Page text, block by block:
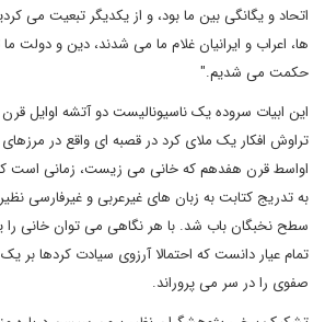
اتحاد و یگانگی بین ما بود، و از یکدیگر تبعیت می
ها، اعراب و ایرانیان غلام ما می شدند، دین و دولت
حکمت می شدیم."
این ابیات سروده یک ناسیونالیست دو آتشه اوایل
تراوش افکار یک ملای کرد در قصبه ای واقع در
اواسط قرن هفدهم که خانی می زیست، زمانی است
به تدریج کتابت به زبان های غیرعربی و غیرفارسی
سطح نخبگان باب شد. با هر نگاهی می توان خانی
تمام عیار دانست که احتمالا آرزوی سیادت کردها بر
صفوی را در سر می پروراند.